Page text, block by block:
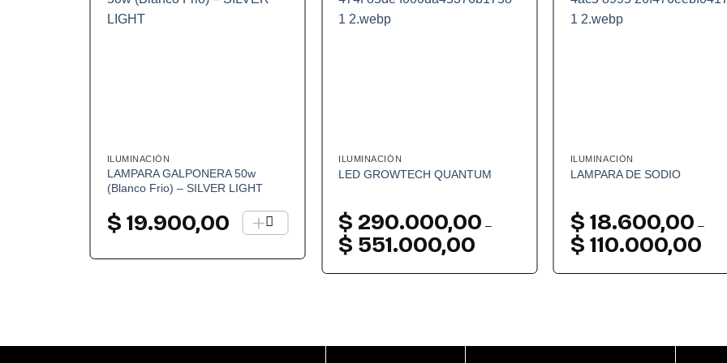
ILUMINACIÓN
LAMPARA GALPONERA 50w
(Blanco Frio) – SILVER LIGHT
$ 19.900,00 +
ILUMINACIÓN
LED GROWTECH QUANTUM
$ 290.000,00 –
$ 551.000,00
desde
ILUMINACIÓN
LAMPARA DE SODIO
$ 18.600,00 –
$ 110.000,00de